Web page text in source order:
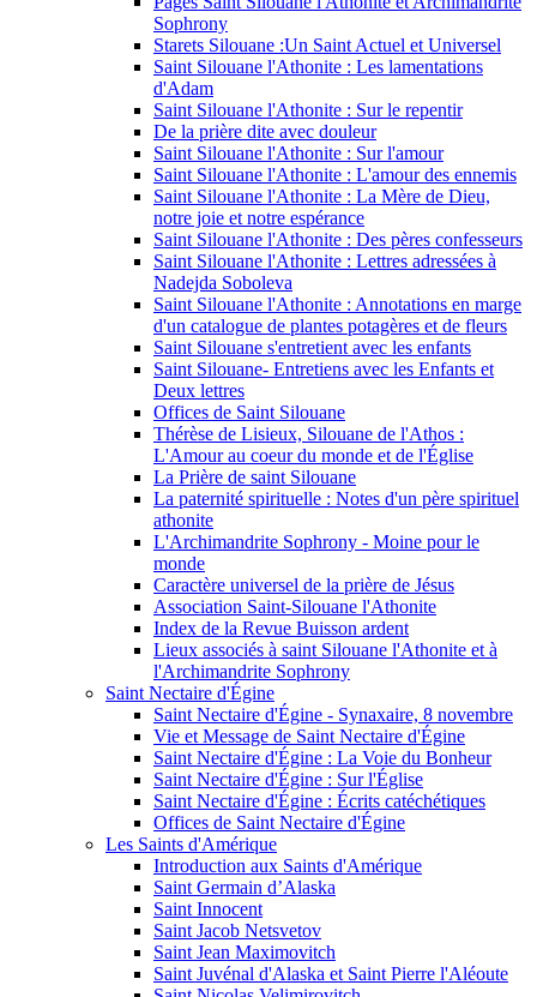
Sophrony
Starets Silouane :Un Saint Actuel et Universel
Saint Silouane l'Athonite : Les lamentations
d'Adam
Saint Silouane l'Athonite : Sur le repentir
De la prière dite avec douleur
Saint Silouane l'Athonite : Sur l'amour
Saint Silouane l'Athonite : L'amour des ennemis
Saint Silouane l'Athonite : La Mère de Dieu,
notre joie et notre espérance
Saint Silouane l'Athonite : Des pères confesseurs
Saint Silouane l'Athonite : Lettres adressées à
Nadejda Soboleva
Saint Silouane l'Athonite : Annotations en marge
d'un catalogue de plantes potagères et de fleurs
Saint Silouane s'entretient avec les enfants
Saint Silouane- Entretiens avec les Enfants et
Deux lettres
Offices de Saint Silouane
Thérèse de Lisieux, Silouane de l'Athos :
L'Amour au coeur du monde et de l'Église
La Prière de saint Silouane
La paternité spirituelle : Notes d'un père spirituel
athonite
L'Archimandrite Sophrony - Moine pour le
monde
Caractère universel de la prière de Jésus
Association Saint-Silouane l'Athonite
Index de la Revue Buisson ardent
Lieux associés à saint Silouane l'Athonite et à
l'Archimandrite Sophrony
Saint Nectaire d'Égine
Saint Nectaire d'Égine - Synaxaire, 8 novembre
Vie et Message de Saint Nectaire d'Égine
Saint Nectaire d'Égine : La Voie du Bonheur
Saint Nectaire d'Égine : Sur l'Église
Saint Nectaire d'Égine : Écrits catéchétiques
Offices de Saint Nectaire d'Égine
Les Saints d'Amérique
Introduction aux Saints d'Amérique
Saint Germain d’Alaska
Saint Innocent
Saint Jacob Netsvetov
Saint Jean Maximovitch
Saint Juvénal d'Alaska et Saint Pierre l'Aléoute